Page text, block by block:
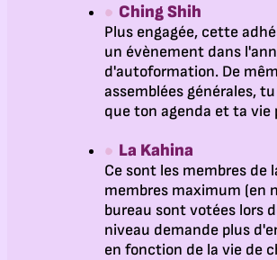
Ching Shih
Plus engagée, cette
un évènement dans
d'autoformation. De
assemblées générales,
que ton agenda et ta
La Kahina
Ce sont les membres
membres maximum (en
bureau sont votées lors
niveau demande plus
en fonction de la vie de